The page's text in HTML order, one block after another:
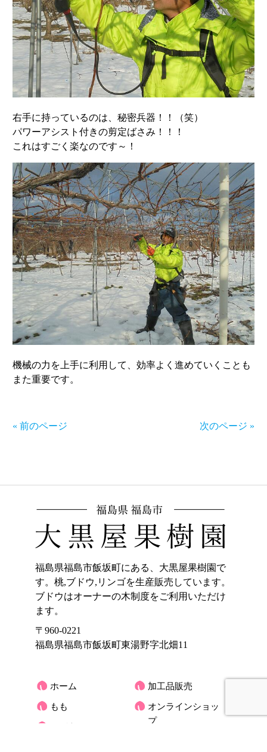
右手に持っているのは、秘密兵器！！（笑）
パワーアシスト付きの剪定ばさみ！！！
これはすごく楽なのです～！
機械の力を上手に利用して、効率よく進めていくことも
また重要です。
« 前のページ 次のページ »
福島県福島市飯坂町にある、大黒屋果樹園で
す。桃,ブドウ,リンゴを生産販売しています。
ブドウはオーナーの木制度をご利用いただけ
ます。
〒960-0221
福島県福島市飯坂町東湯野字北畑11
ホーム
もも
加工品販売
オンラインショッ
プ